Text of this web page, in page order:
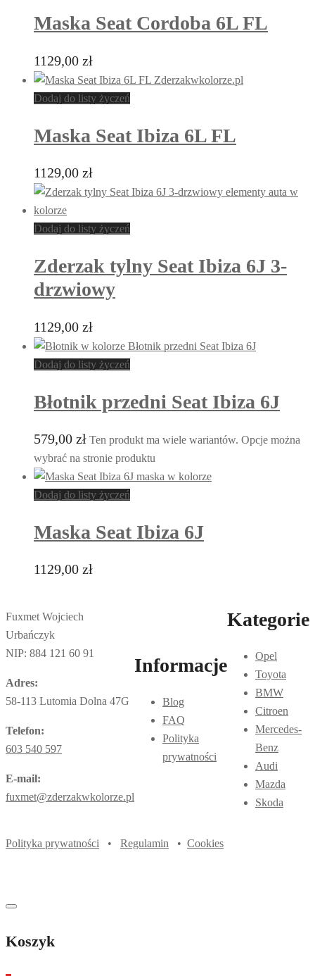
Maska Seat Cordoba 6L FL
1129,00 zł
Dodaj do listy życzeń
Maska Seat Ibiza 6L FL
1129,00 zł
Dodaj do listy życzeń
Zderzak tylny Seat Ibiza 6J 3-
drzwiowy
1129,00 zł
Dodaj do listy życzeń
Błotnik przedni Seat Ibiza 6J
579,00 zł Ten produkt ma wiele wariantów. Opcje można
wybrać na stronie produktu
Dodaj do listy życzeń
Maska Seat Ibiza 6J
1129,00 zł
Fuxmet Wojciech
Urbańczyk
NIP: 884 121 60 91
Adres:
58-113 Lutomia Dolna 47G
Telefon:
603 540 597
E-mail:
fuxmet@zderzakwkolorze.pl
Informacje
Blog
FAQ
Polityka
prywatności
Kategorie
Opel
Toyota
BMW
Citroen
Mercedes-
Benz
Audi
Mazda
Skoda
Polityka prywatności • Regulamin • Cookies
Koszyk